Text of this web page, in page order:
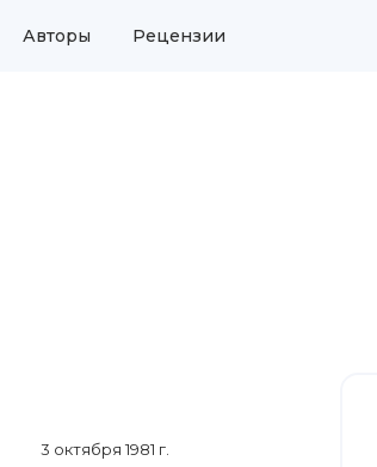
Авторы Рецензии
3 октября 1981 г.